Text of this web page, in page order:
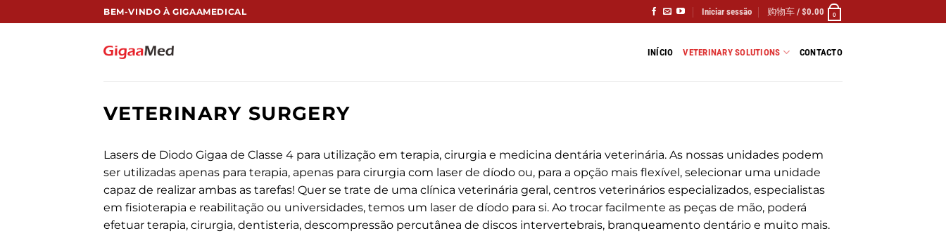
到
BEM-VINDO À GIGAAMEDICAL Iniciar sessão 购物车 / $0.00 0
INÍCIO VETERINARY SOLUTIONS CONTACTO
VETERINARY SURGERY
Lasers de Diodo Gigaa de Classe 4 para utilização em terapia, cirurgia e medicina dentária veterinária. As nossas unidades podem
ser utilizadas apenas para terapia, apenas para cirurgia com laser de díodo ou, para a opção mais flexível, selecionar uma unidade
capaz de realizar ambas as tarefas! Quer se trate de uma clínica veterinária geral, centros veterinários especializados, especialistas
em fisioterapia e reabilitação ou universidades, temos um laser de díodo para si. Ao trocar facilmente as peças de mão, poderá
efetuar terapia, cirurgia, dentisteria, descompressão percutânea de discos intervertebrais, branqueamento dentário e muito mais.